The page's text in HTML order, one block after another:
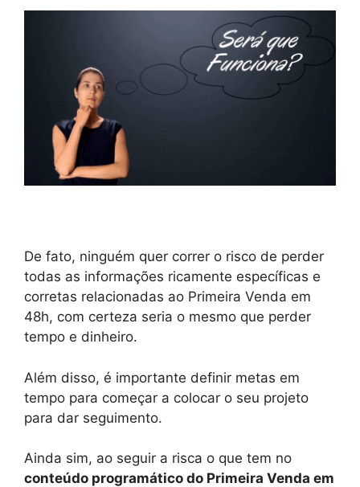
De fato, ninguém quer correr o risco de perder
todas as informações ricamente específicas e
corretas relacionadas ao Primeira Venda em
48h, com certeza seria o mesmo que perder
tempo e dinheiro.
Além disso, é importante definir metas em
tempo para começar a colocar o seu projeto
para dar seguimento.
Ainda sim, ao seguir a risca o que tem no
conteúdo programático do Primeira Venda em